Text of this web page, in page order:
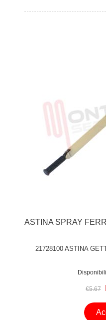
ASTINA SPRAY
21728100 ASTINA
€5.67